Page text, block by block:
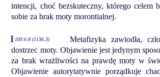
intencji, choć bezskuteczny, którego celem
sobie za brak moty morontialnej.
103:6.8 (1136.3)
Metafizyka zawiodła,
dostrzec moty. Objawienie jest jedynym
za brak wrażliwości na prawdę moty w
Objawienie autorytatywnie porządkuje